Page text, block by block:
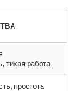
тихая работа
простота